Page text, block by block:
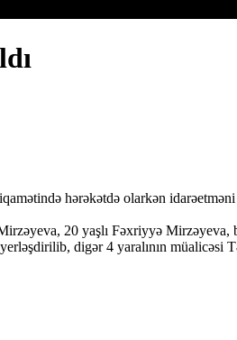
hərəkətdə olarkən idarəetməni
20 yaşlı Fəxriyyə
digər 4 yaralının